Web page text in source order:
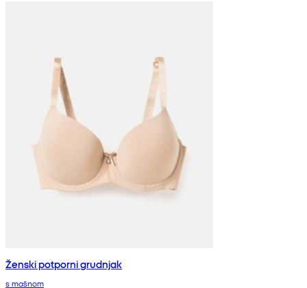
Ženski potporni grudnjak
s mašnom